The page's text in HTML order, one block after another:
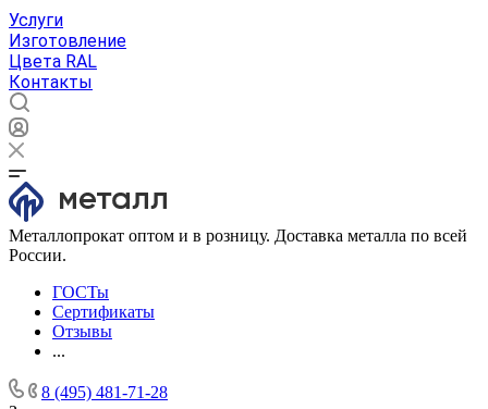
Услуги
Изготовление
Цвета RAL
Контакты
Металлопрокат оптом и в розницу. Доставка металла по всей
России.
ГОСТы
Сертификаты
Отзывы
...
8 (495) 481-71-28